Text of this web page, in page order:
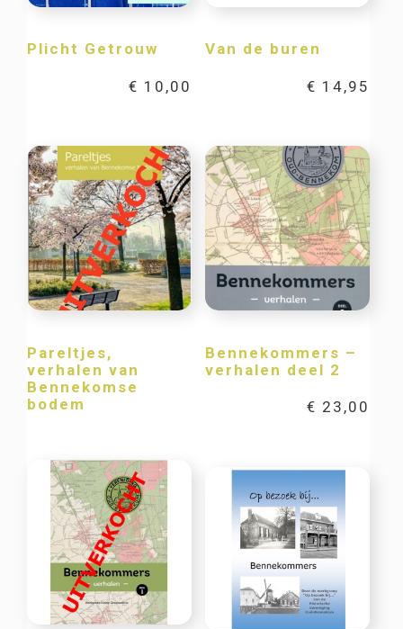
Plicht Getrouw
€ 10,00
Van de buren
€ 14,95
Pareltjes,
verhalen van
Bennekomse
bodem
Bennekommers –
verhalen deel 2
€ 23,00